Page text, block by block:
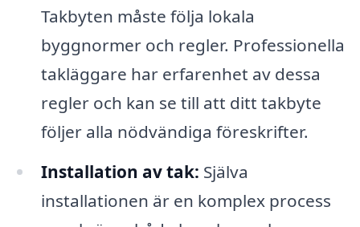
Takbyten måste följa lokala
byggnormer och regler. Professionella
takläggare har erfarenhet av dessa
regler och kan se till att ditt takbyte
följer alla nödvändiga föreskrifter.
Installation av tak: Själva
installationen är en komplex process